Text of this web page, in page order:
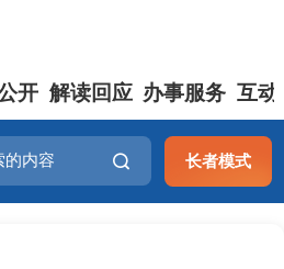
开 解读回应 办事服务 互动
长者模式